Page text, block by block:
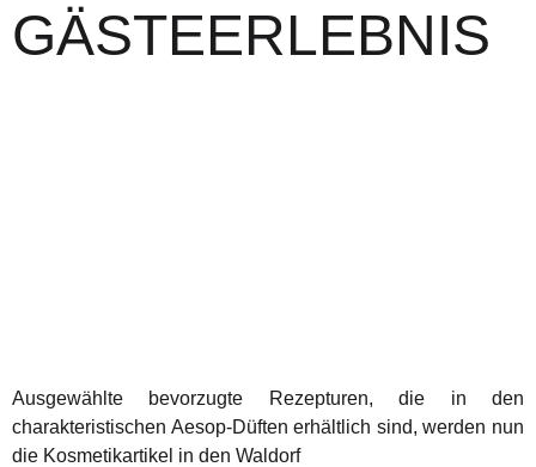
GÄSTEERLEBNIS
Ausgewählte bevorzugte Rezepturen, die in den
charakteristischen Aesop-Düften erhältlich sind, werden nun
die Kosmetikartikel in den Waldorf